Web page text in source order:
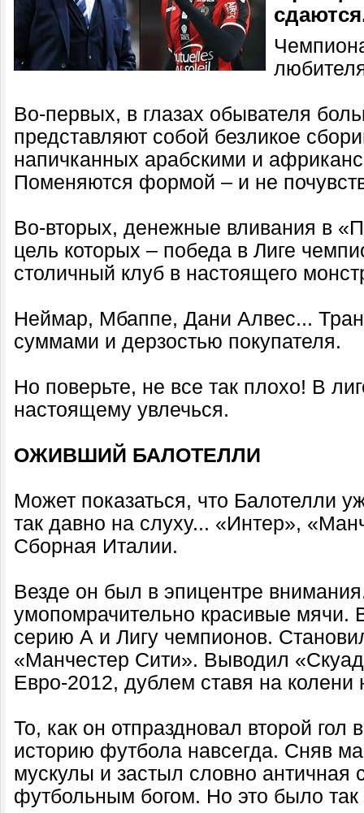
Во-первых, в глазах обывателя
представляют собой безликое
напичканных арабскими и
Поменяются формой – и не
Во-вторых, денежные вливания в
цель которых – победа в Лиге
столичный клуб в настоящего
Неймар, Мбаппе, Дани Алвес...
суммами и дерзостью покупателя.
Но поверьте, не все так плохо! В
настоящему увлечься.
ОЖИВШИЙ БАЛОТЕЛЛИ
Может показаться, что Балотелли
так давно на слуху... «Интер»,
Сборная Италии.
Везде он был в эпицентре
умопомрачительно красивые мячи.
серию А и Лигу чемпионов.
«Манчестер Сити». Выводил
Евро-2012, дублем ставя на колени
То, как он отпраздновал второй
историю футбола навсегда. Сняв
мускулы и застыл словно античная
футбольным богом. Но это было так